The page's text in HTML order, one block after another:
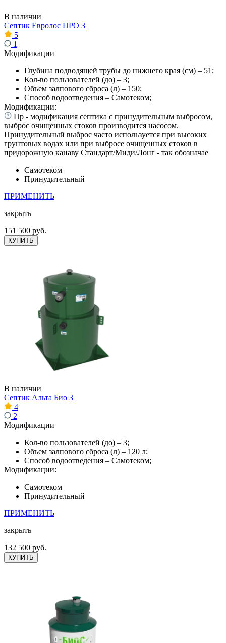
В наличии
Септик Евролос ПРО 3
5
1
Модификации
Глубина подводящей трубы до нижнего края (см) – 51;
Кол-во пользователей (до) – 3;
Объем залпового сброса (л) – 150;
Способ водоотведения – Самотеком;
Модификации:
Пр - модификация септика с принудительным выбросом,
выброс очищенных стоков производится насосом.
Принудительный выброс часто используется при высоких
грунтовых водах или при выбросе очищенных стоков в
придорожную канаву Стандарт/Миди/Лонг - так обозначае
Самотеком
Принудительный
ПРИМЕНИТЬ
закрыть
151 500 руб.
КУПИТЬ
В наличии
Септик Альта Био 3
4
2
Модификации
Кол-во пользователей (до) – 3;
Объем залпового сброса (л) – 120 л;
Способ водоотведения – Самотеком;
Модификации:
Самотеком
Принудительный
ПРИМЕНИТЬ
закрыть
132 500 руб.
КУПИТЬ